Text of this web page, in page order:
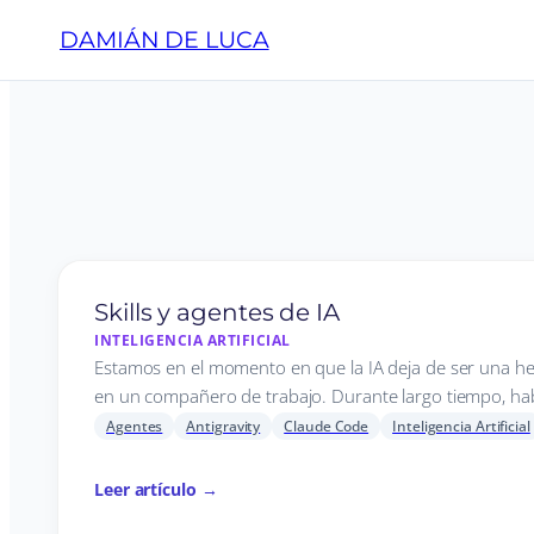
DAMIÁN DE LUCA
Skills y agentes de IA
INTELIGENCIA ARTIFICIAL
Estamos en el momento en que la IA deja de ser una
en un compañero de trabajo. Durante largo tiempo,
Agentes Antigravity Claude Code Inteligencia Artificial
Leer artículo →